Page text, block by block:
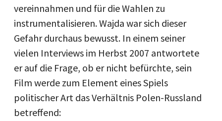
vereinnahmen und für die Wahlen zu
instrumentalisieren. Wajda war sich dieser
Gefahr durchaus bewusst. In einem seiner
vielen Interviews im Herbst 2007 antwortete
er auf die Frage, ob er nicht befürchte, sein
Film werde zum Element eines Spiels
politischer Art das Verhältnis Polen-Russland
betreffend: